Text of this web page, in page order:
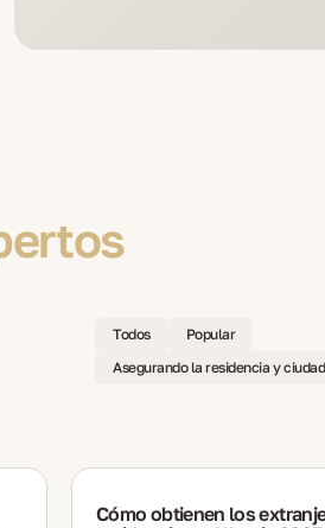
Todos
Popular
Asegurando la residencia y
Cómo obtienen los